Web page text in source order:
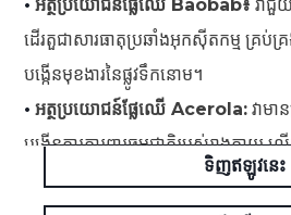
• អត្ថប្រយោជន៍ផ្លែឈើ Baobab៖ វាជួ
ដើរតួជាសារធាតុប្រឆាំងអុកស៊ីតកម្ម គ្រប់គ្រ
បង្កើនមុខងារនៃផ្លូវទឹកនោម។
• អត្ថប្រយោជន៍ផ្លែឈើ Acerola: វាម
បង្កើនការការពារធម្មជាតិរបស់រាងកាយ
វិញ និងផ្តល់នូវលក្ខណៈសម្បត្តិប្រឆាំងអុកស៊ី
ទិញឥឡូវនេះ